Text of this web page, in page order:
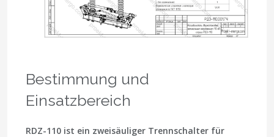
Bestimmung und
Einsatzbereich
RDZ-110 ist ein zweisäuliger Trennschalter für